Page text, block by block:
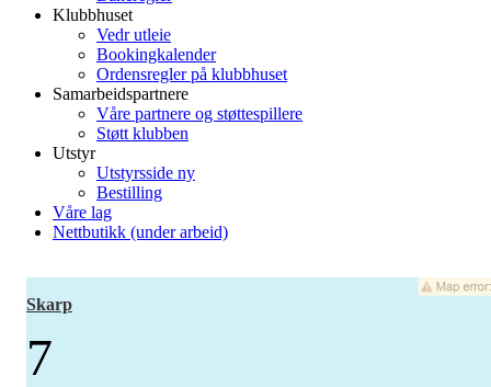
Klubbhuset
Vedr utleie
Bookingkalender
Ordensregler på klubbhuset
Samarbeidspartnere
Våre partnere og støttespillere
Støtt klubben
Utstyr
Utstyrsside ny
Bestilling
Våre lag
Nettbutikk (under arbeid)
Skarp
7